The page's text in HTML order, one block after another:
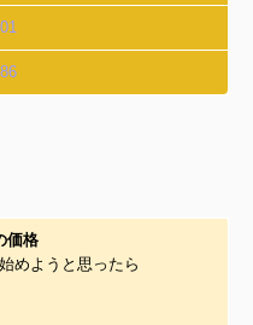
価格
めようと思ったら